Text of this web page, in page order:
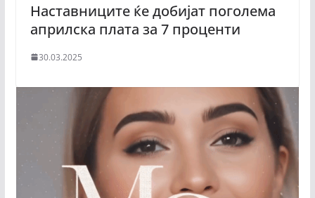
Наставниците ќе добијат поголема
априлска плата за 7 проценти
30.03.2025